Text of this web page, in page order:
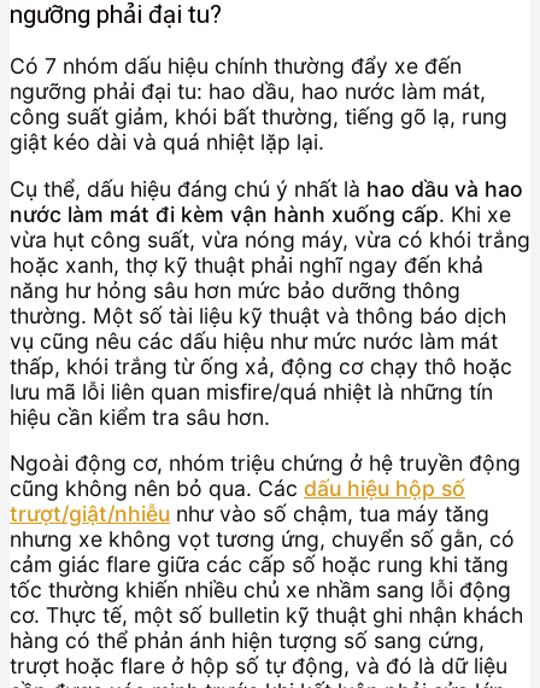
ngưỡng phải đại tu?
Có 7 nhóm dấu hiệu chính thường đẩy xe đến
ngưỡng phải đại tu: hao dầu, hao nước làm mát,
công suất giảm, khói bất thường, tiếng gõ lạ, rung
giật kéo dài và quá nhiệt lặp lại.
Cụ thể, dấu hiệu đáng chú ý nhất là hao dầu và hao
nước làm mát đi kèm vận hành xuống cấp. Khi xe
vừa hụt công suất, vừa nóng máy, vừa có khói trắng
hoặc xanh, thợ kỹ thuật phải nghĩ ngay đến khả
năng hư hỏng sâu hơn mức bảo dưỡng thông
thường. Một số tài liệu kỹ thuật và thông báo dịch
vụ cũng nêu các dấu hiệu như mức nước làm mát
thấp, khói trắng từ ống xả, động cơ chạy thô hoặc
lưu mã lỗi liên quan misfire/quá nhiệt là những tín
hiệu cần kiểm tra sâu hơn.
Ngoài động cơ, nhóm triệu chứng ở hệ truyền động
cũng không nên bỏ qua. Các dấu hiệu hộp số
trượt/giật/nhiễu như vào số chậm, tua máy tăng
nhưng xe không vọt tương ứng, chuyển số gằn, có
cảm giác flare giữa các cấp số hoặc rung khi tăng
tốc thường khiến nhiều chủ xe nhầm sang lỗi động
cơ. Thực tế, một số bulletin kỹ thuật ghi nhận khách
hàng có thể phản ánh hiện tượng số sang cứng,
trượt hoặc flare ở hộp số tự động, và đó là dữ liệu